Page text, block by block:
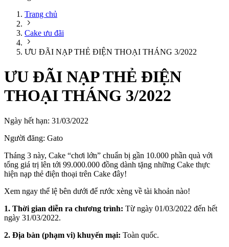
Trang chủ
Cake ưu đãi
ƯU ĐÃI NẠP THẺ ĐIỆN THOẠI THÁNG 3/2022
ƯU ĐÃI NẠP THẺ ĐIỆN
THOẠI THÁNG 3/2022
Ngày hết hạn: 31/03/2022
Người đăng: Gato
Tháng 3 này, Cake “chơi lớn” chuẩn bị gần 10.000 phần quà với
tổng giá trị lên tới 99.000.000 đồng dành tặng những Cake thực
hiện nạp thẻ điện thoại trên Cake đây!
Xem ngay thể lệ bên dưới để rước xèng về tài khoản nào!
1. Thời gian diễn ra chương trình: Từ ngày 01/03/2022 đến hết
ngày 31/03/2022.
2. Địa bàn (phạm vi) khuyến mại: Toàn quốc.